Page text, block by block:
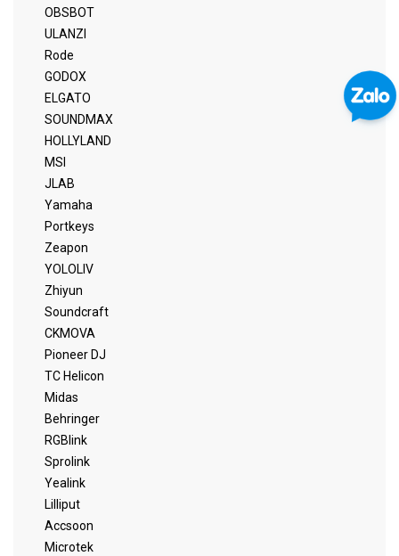
OBSBOT
ULANZI
Rode
GODOX
ELGATO
SOUNDMAX
HOLLYLAND
MSI
JLAB
Yamaha
Portkeys
Zeapon
YOLOLIV
Zhiyun
Soundcraft
CKMOVA
Pioneer DJ
TC Helicon
Midas
Behringer
RGBlink
Sprolink
Yealink
Lilliput
Accsoon
Microtek